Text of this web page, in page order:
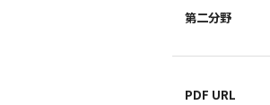
第二分野
PDF URL